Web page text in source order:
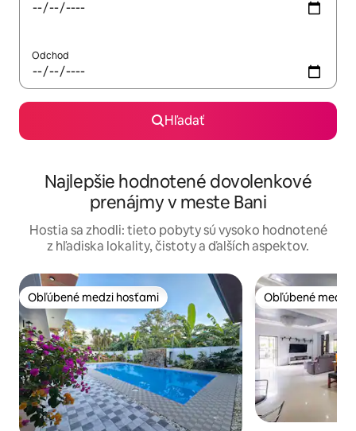
Odchod
Hľadať
Najlepšie hodnotené dovolenkové
prenájmy v meste Bani
Hostia sa zhodli: tieto pobyty sú vysoko hodnotené
z hľadiska lokality, čistoty a ďalších aspektov.
Obľúbené medzi hosťami
Obľúbené medzi hosťami Obľúbené medzi
Obľúbené medzi